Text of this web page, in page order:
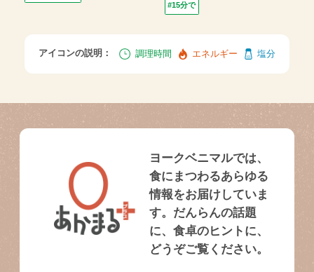
#15分で
アイコンの説明： 調理時間 エネルギー 塩分
ヨークベニマルでは、
食にまつわるあらゆる
情報をお届けしていま
す。だんらんの話題
に、食卓のヒントに、
どうぞご覧ください。